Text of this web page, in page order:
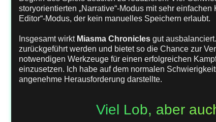
storyorientierten „Narrative“-Modus mit sehr
Editor“-Modus, der kein manuelles Speichern erlaubt.
Insgesamt wirkt Miasma Chronicles gut
zurückgeführt werden und bietet so die Chance zur
notwendigen Werkzeuge für einen erfolgreichen
einzusetzen. Ich habe auf dem normalen
angenehme Herausforderung darstellte.
Viel Lob, aber